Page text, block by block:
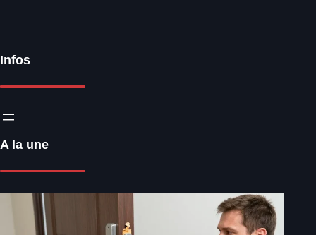
Infos
A la une